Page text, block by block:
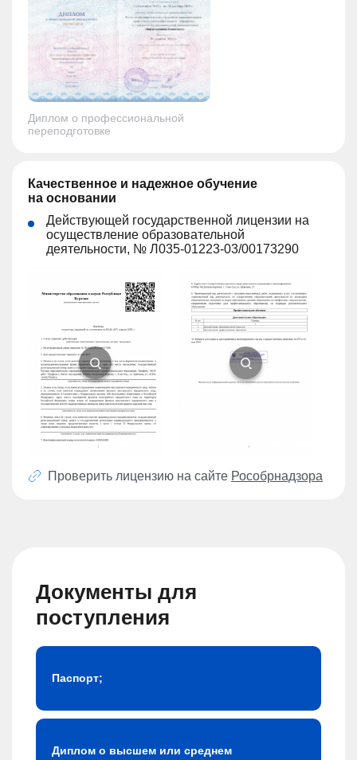
Диплом о профессиональной
переподготовке
Качественное и надежное обучение
на основании
Действующей государственной лицензии на
осуществление образовательной
деятельности, № Л035-01223-03/00173290
Проверить лицензию на сайте Рособрнадзора
Документы для
поступления
Паспорт;
Диплом о высшем или среднем